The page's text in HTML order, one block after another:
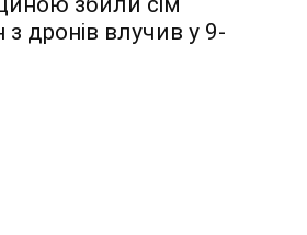
з дронів влучив у 9-